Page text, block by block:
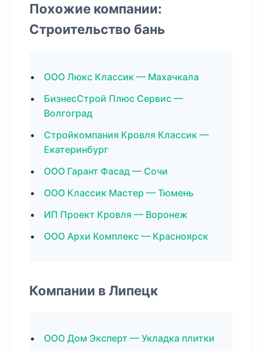
Похожие компании:
Строительство бань
ООО Люкс Классик — Махачкала
БизнесСтрой Плюс Сервис —
Волгоград
Стройкомпания Кровля Классик —
Екатеринбург
ООО Гарант Фасад — Сочи
ООО Классик Мастер — Тюмень
ИП Проект Кровля — Воронеж
ООО Архи Комплекс — Красноярск
Компании в Липецк
ООО Дом Эксперт — Укладка плитки